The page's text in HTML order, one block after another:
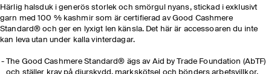
Härlig halsduk i generös storlek och smörgul nyans, stickad i exklusivt
garn med 100 % kashmir som är certifierad av Good Cashmere
Standard® och ger en lyxigt len känsla. Det här är accessoaren du inte
kan leva utan under kalla vinterdagar.
The Good Cashmere Standard® ägs av Aid by Trade Foundation (AbTF)